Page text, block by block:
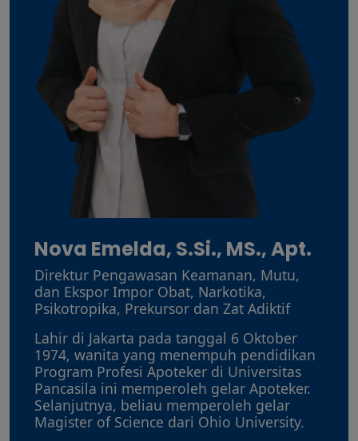
Nova Emelda, S.Si., MS., Apt.
Direktur Pengawasan Keamanan, Mutu,
dan Ekspor Impor Obat, Narkotika,
Psikotropika, Prekursor dan Zat Adiktif
Lahir di Jakarta pada tanggal 6 Oktober
1974, wanita yang menempuh pendidikan
Program Profesi Apoteker di Universitas
Pancasila ini memperoleh gelar Apoteker.
Selanjutnya, beliau memperoleh gelar
Magister of Science dari Ohio University.